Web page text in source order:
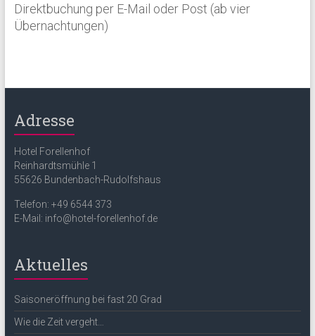
Direktbuchung per E-Mail oder Post (ab vier
Übernachtungen)
Adresse
Hotel Forellenhof
Reinhardtsmühle 1
55626 Bundenbach-Rudolfshaus
Telefon: +49 6544 373
E-Mail: info@hotel-forellenhof.de
Aktuelles
Saisoneröffnung bei fast 20 Grad
Wie die Zeit vergeht…